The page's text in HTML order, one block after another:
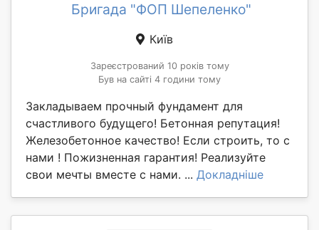
Бригада "ФОП Шепеленко"
Київ
Зареєстрований 10 років тому
Був на сайті 4 години тому
Закладываем прочный фундамент для
счастливого будущего! Бетонная репутация!
Железобетонное качество! Если строить, то с
нами ! Пожизненная гарантия! Реализуйте
свои мечты вместе с нами. ... Докладніше